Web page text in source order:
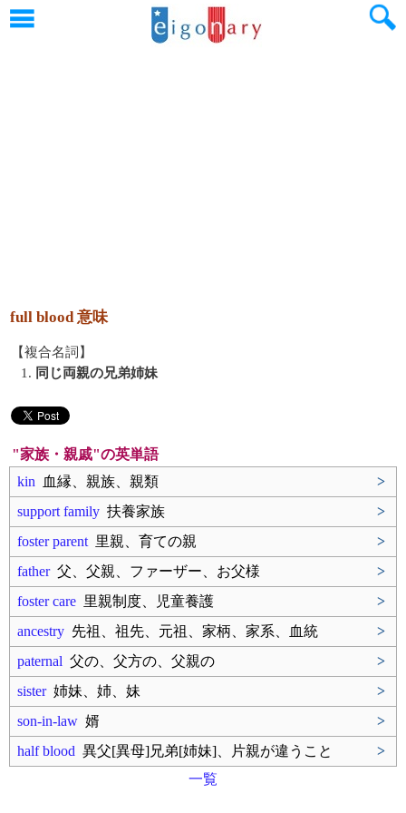
full blood 意味
【複合名詞】
1. 同じ両親の兄弟姉妹
"家族・親戚"の英単語
kin 血縁、親族、親類
>
support family 扶養家族
>
foster parent 里親、育ての親
>
father父、父親、ファーザー、お父様
>
foster care 里親制度、児童養護
>
ancestry 先祖、祖先、元祖、家柄、家系、血統
>
paternal 父の、父方の、父親の
>
sister姉妹、姉、妹
>
son-in-law 婿
>
half blood 異父[異母]兄弟[姉妹]、片親が違うこと
>
一覧